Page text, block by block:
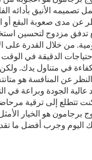
تصميمه الأنيق بأدائه
عن مدى صعوبة البقع أو
مزدوج لتحسين
من خلال القدرة
الدقيقة في
في متناول يدك.
عن المنافسة هو
الجودة وبراعة في
تتطلع إلى ترقية
برجامون هو الخيار
اليوم وجرب أفضل ما